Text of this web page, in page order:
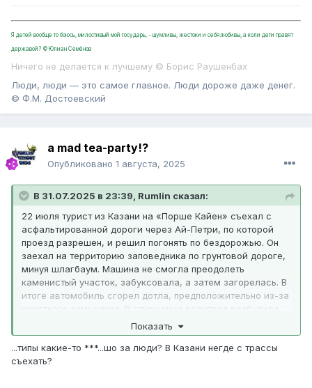
Я детей вообще то боюсь, милостивый мой государь, - шумливы, жестоки и себялюбивы, а коли дети правят
державой? ©Юлиан Семёнов
Ничего не делается к лучшему © Борис Раушенбах
Люди, люди — это самое главное. Люди дороже даже денег.
© Ф.М. Достоевский
a mad tea-party!?
Опубликовано 1 августа, 2025
В 31.07.2025 в 23:39, Rumlin сказал:
22 июля турист из Казани на «Порше Кайен» съехал с
асфальтированной дороги через Ай-Петри, по которой
проезд разрешен, и решил погонять по бездорожью. Он
заехал на территорию заповедника по грунтовой дороге,
минуя шлагбаум. Машина не смогла преодолеть
каменистый участок, забуксовала, а затем загорелась. В
итоге автомобиль сгорел дотла, предположительно из-за
короткого замыкания. В отношении водителя возбудили
административное дело. В ФГБУ «Заповедный Крым»
рассказали, что из-за разлива горюче-смазочных
материалов, которые проникли в почву и продолжали
гореть, деградация оказалась значительно сильнее, чем
Показать
...типы какие-то ***...шо за люди? В Казани негде с трассы
съехать?